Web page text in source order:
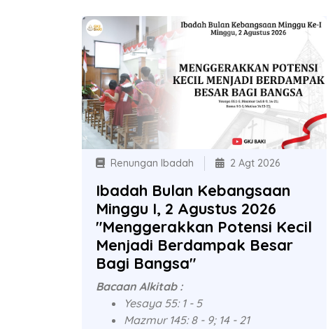
Renungan Ibadah 2 Agt 2026
Ibadah Bulan Kebangsaan
Minggu I, 2 Agustus 2026
"Menggerakkan Potensi Kecil
Menjadi Berdampak Besar
Bagi Bangsa"
Bacaan Alkitab :
Yesaya 55: 1 - 5
Mazmur 145: 8 - 9; 14 - 21